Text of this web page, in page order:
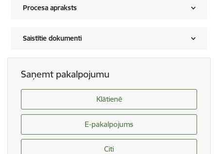
Procesa apraksts
Saistītie dokumenti
Saņemt pakalpojumu
Klātienē
E-pakalpojums
Citi